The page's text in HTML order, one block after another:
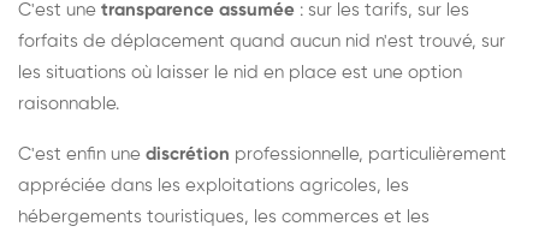
C'est une transparence assumée : sur les tarifs, sur les
forfaits de déplacement quand aucun nid n'est trouvé, sur
les situations où laisser le nid en place est une option
raisonnable.
C'est enfin une discrétion professionnelle, particulièrement
appréciée dans les exploitations agricoles, les
hébergements touristiques, les commerces et les